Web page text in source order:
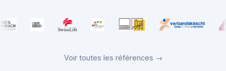
Voir toutes les références →